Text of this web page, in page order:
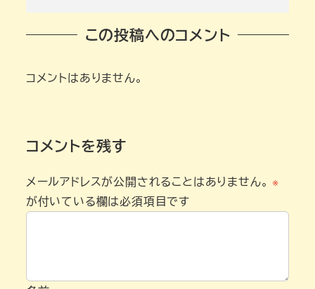
この投稿へのコメント
コメントはありません。
コメントを残す
メールアドレスが公開されることはありません。 ※
が付いている欄は必須項目です